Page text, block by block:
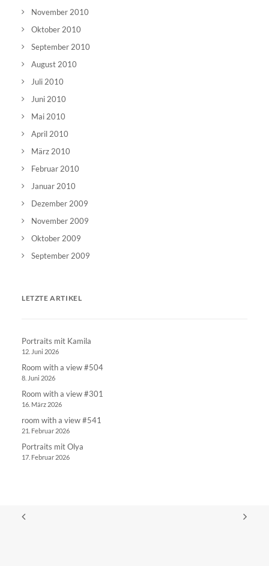
November 2010
Oktober 2010
September 2010
August 2010
Juli 2010
Juni 2010
Mai 2010
April 2010
März 2010
Februar 2010
Januar 2010
Dezember 2009
November 2009
Oktober 2009
September 2009
LETZTE ARTIKEL
Portraits mit Kamila
12. Juni 2026
Room with a view #504
8. Juni 2026
Room with a view #301
16. März 2026
room with a view #541
21. Februar 2026
Portraits mit Olya
17. Februar 2026